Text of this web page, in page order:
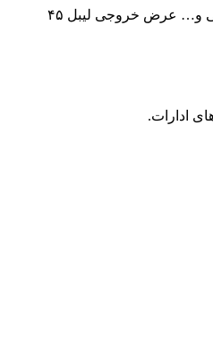
هررول شامل ۴۰۰۰ عدد لیبل چسبندگی بالا ریبون مناسب برای چاپ ریبون وکس و وکس رزین میباشد مناسب استفاده برای کتابفروشی،فروشگاههای پلاسکو،لباس فروشی و… عرض خروجی لیبل ۴۵
ادارات.